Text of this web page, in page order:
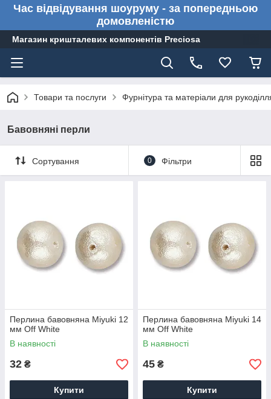
Час відвідування шоуруму - за попередньою
домовленістю
Магазин кришталевих компонентів Preciosa
Товари та послуги Фурнітура та матеріали для
Бавовняні перли
Сортування 0 Фільтри
Перлина бавовняна Miyuki 12
мм Off White
В наявності
32 ₴
Купити
Перлина бавовняна Miyuki 14
мм Off White
В наявності
45 ₴
Купити